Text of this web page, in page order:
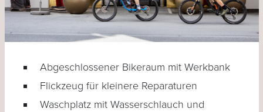
Abgeschlossener Bikeraum mit Werkbank
Flickzeug für kleinere Reparaturen
Waschplatz mit Wasserschlauch und